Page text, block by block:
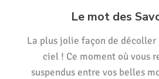
Le mot des
La plus jolie façon de décoller
ciel ! Ce moment où vous
suspendus entre vos belles